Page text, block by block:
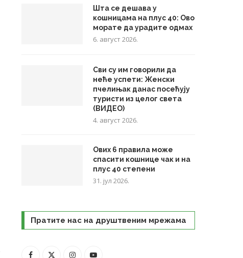
Шта се дешава у
кошницама на плус 40: Ово
морате да урадите одмах
6. август 2026.
Сви су им говорили да
неће успети: Женски
пчелињак данас посећују
туристи из целог света
(ВИДЕО)
4. август 2026.
Ових 6 правила може
спасити кошнице чак и на
плус 40 степени
31. јул 2026.
Пратите нас на друштвеним мрежама